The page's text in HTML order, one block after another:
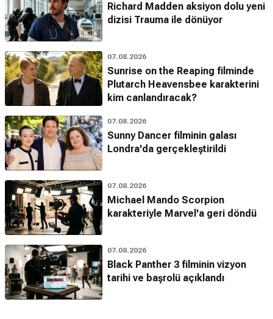
Richard Madden aksiyon dolu yeni
dizisi Trauma ile dönüyor
07.08.2026
Sunrise on the Reaping filminde
Plutarch Heavensbee karakterini
kim canlandıracak?
07.08.2026
Sunny Dancer filminin galası
Londra'da gerçekleştirildi
07.08.2026
Michael Mando Scorpion
karakteriyle Marvel'a geri döndü
07.08.2026
Black Panther 3 filminin vizyon
tarihi ve başrolü açıklandı